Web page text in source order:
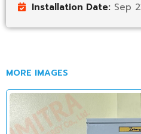
Installation Date: Sep
MORE IMAGES